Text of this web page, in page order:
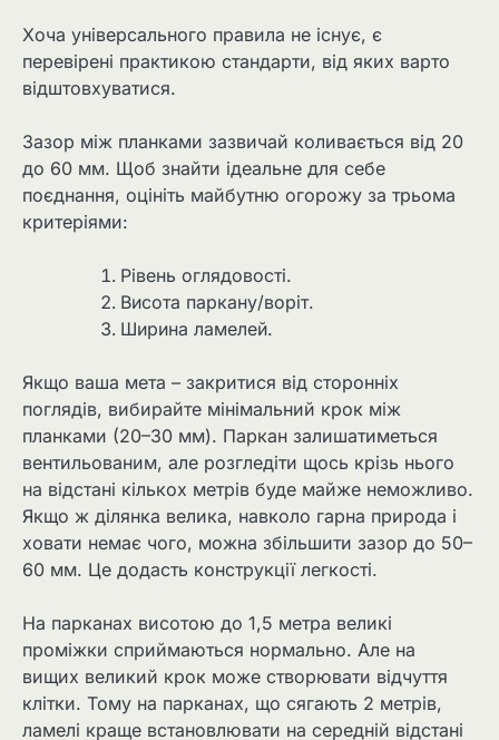
Хоча універсального правила не існує, є
перевірені практикою стандарти, від яких варто
відштовхуватися.
Зазор між планками зазвичай коливається від 20
до 60 мм. Щоб знайти ідеальне для себе
поєднання, оцініть майбутню огорожу за трьома
критеріями:
Рівень оглядовості.
Висота паркану/воріт.
Ширина ламелей.
Якщо ваша мета – закритися від сторонніх
поглядів, вибирайте мінімальний крок між
планками (20–30 мм). Паркан залишатиметься
вентильованим, але розгледіти щось крізь нього
на відстані кількох метрів буде майже неможливо.
Якщо ж ділянка велика, навколо гарна природа і
ховати немає чого, можна збільшити зазор до 50–
60 мм. Це додасть конструкції легкості.
На парканах висотою до 1,5 метра великі
проміжки сприймаються нормально. Але на
вищих великий крок може створювати відчуття
клітки. Тому на парканах, що сягають 2 метрів,
ламелі краще встановлювати на середній відстані